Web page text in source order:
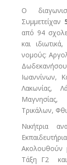
Ο
Συμμετείχαν
από 94
και
νομούς:
Ιωαννίνων,
Λακωνίας,
Τρικάλων,
Νικήτρια
Ακολουθούν
Τάξη Γ2